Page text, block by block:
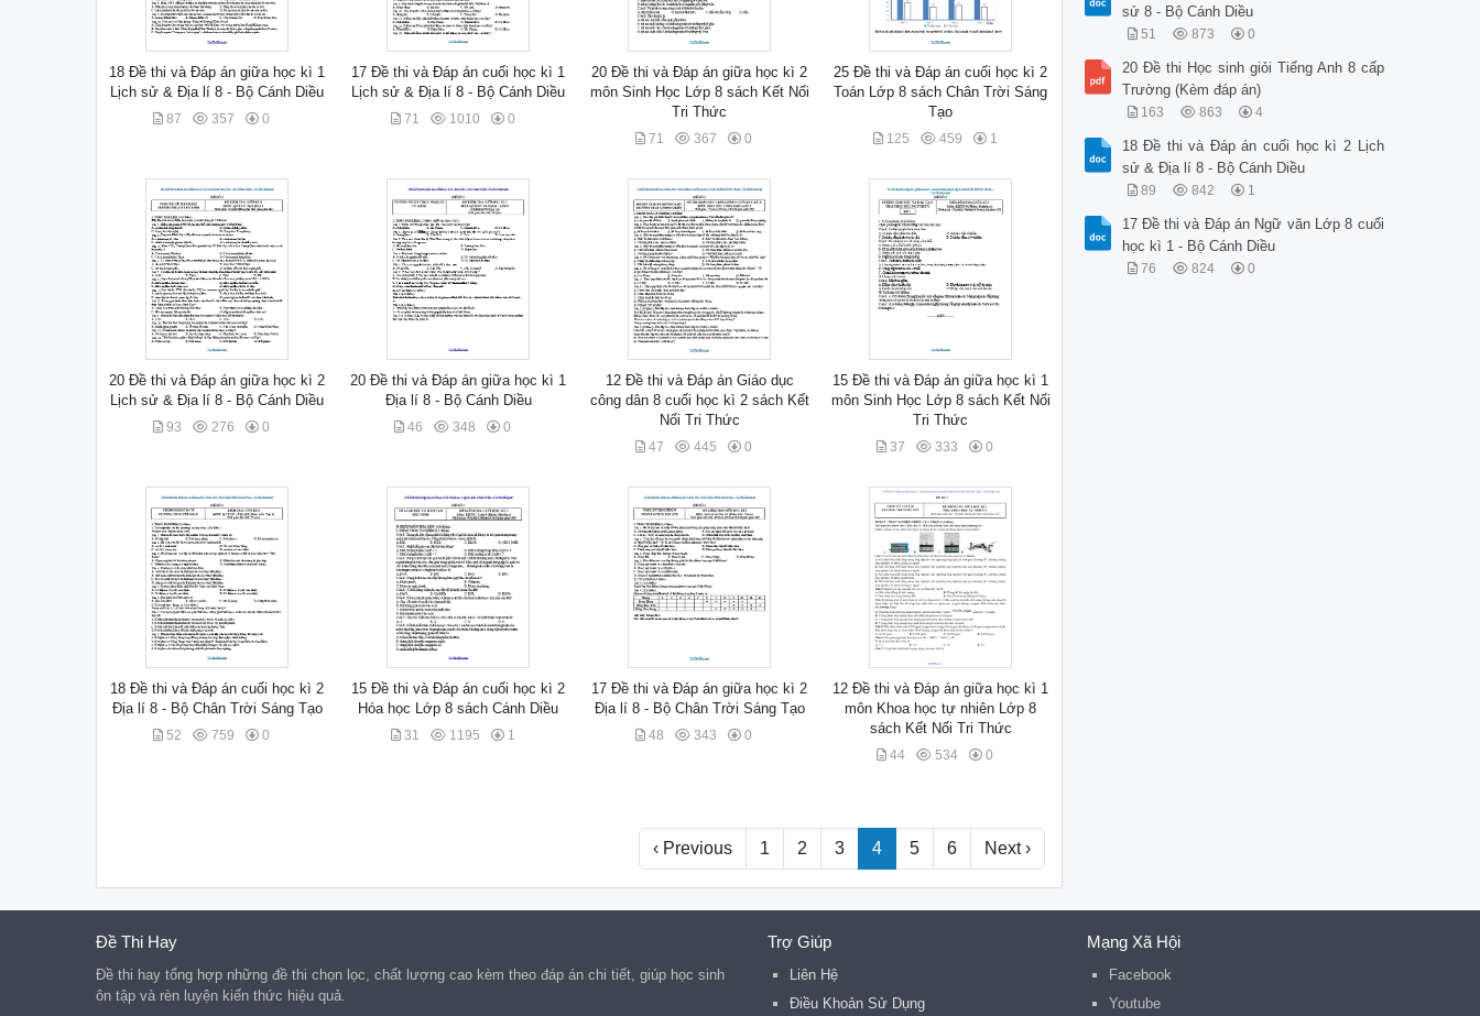
18 Đề thi và Đáp án giữa học kì 1
Lịch sử & Địa lí 8 - Bộ Cánh Diều
87 357 0
17 Đề thi và Đáp án cuối học kì 1
Lịch sử & Địa lí 8 - Bộ Cánh Diều
71 1010 0
20 Đề thi và Đáp án giữa học kì 2
môn Sinh Học Lớp 8 sách Kết Nối
Tri Thức
71 367 0
25 Đề thi và Đáp án cuối học kì 2
Toán Lớp 8 sách Chân Trời Sáng
Tạo
125 459 1
20 Đề thi và Đáp án giữa học kì 2
Lịch sử & Địa lí 8 - Bộ Cánh Diều
93 276 0
20 Đề thi và Đáp án giữa học kì 1
Địa lí 8 - Bộ Cánh Diều
46 348 0
12 Đề thi và Đáp án Giáo dục
công dân 8 cuối học kì 2 sách Kết
Nối Tri Thức
47 445 0
15 Đề thi và Đáp án giữa học kì 1
môn Sinh Học Lớp 8 sách Kết Nối
Tri Thức
37 333 0
18 Đề thi và Đáp án cuối học kì 2
Địa lí 8 - Bộ Chân Trời Sáng Tạo
52 759 0
15 Đề thi và Đáp án cuối học kì 2
Hóa học Lớp 8 sách Cánh Diều
31 1195 1
17 Đề thi và Đáp án giữa học kì 2
Địa lí 8 - Bộ Chân Trời Sáng Tạo
48 343 0
12 Đề thi và Đáp án giữa học kì 1
môn Khoa học tự nhiên Lớp 8
sách Kết Nối Tri Thức
44 534 0
‹ Previous 1 2 3 4 5 6 Next ›
sử 8 - Bộ Cánh Diều
51 873 0
20 Đề thi Học sinh giỏi Tiếng Anh 8 cấp
Trường (Kèm đáp án)
163 863 4
18 Đề thi và Đáp án cuối học kì 2 Lịch
sử & Địa lí 8 - Bộ Cánh Diều
89 842 1
17 Đề thi và Đáp án Ngữ văn Lớp 8 cuối
học kì 1 - Bộ Cánh Diều
76 824 0
Đề Thi Hay
Đề thi hay tổng hợp những đề thi chọn lọc, chất lượng cao kèm theo đáp án chi tiết, giúp học sinh
ôn tập và rèn luyện kiến thức hiệu quả.
Trợ Giúp
Liên Hệ
Điều Khoản Sử Dụng
Mạng Xã Hội
Facebook
Youtube